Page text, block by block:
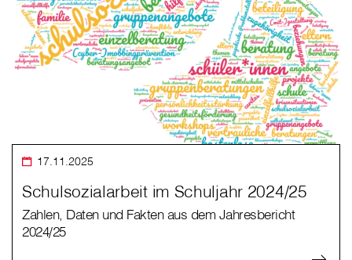
17.11.2025
Schulsozialarbeit im Schuljahr 2024/25
Zahlen, Daten und Fakten aus dem Jahresbericht
2024/25